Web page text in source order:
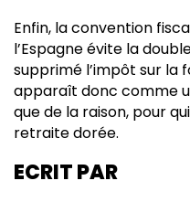
Enfin, la convention
l’Espagne évite la
supprimé l’impôt sur la
apparaît donc comme
que de la raison, pour
retraite dorée.
ECRIT PAR